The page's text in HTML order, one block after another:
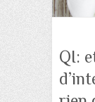
QI: